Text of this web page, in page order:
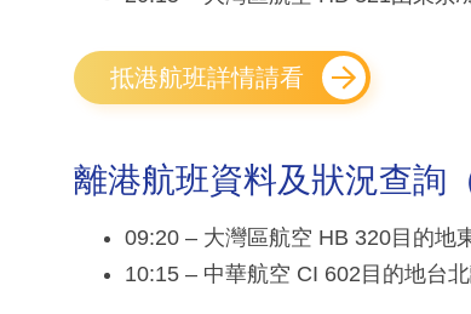
抵港航班詳情請看
離港航班資料及狀況查詢
09:20 – 大灣區航空 HB 320目的地
10:15 – 中華航空 CI 602目的地台